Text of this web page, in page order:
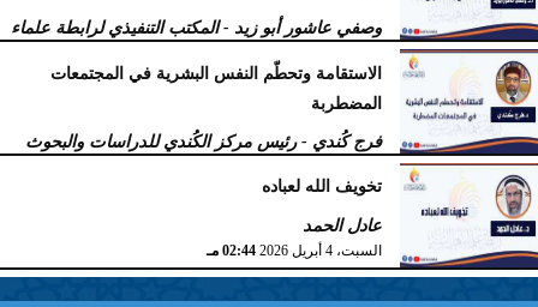
وصفي عاشور أبو زيد - المكتب التنفيذي لرابطة علماء
أهل السنّة
الخميس، 9 أبريل 2026 11:38 صـ
الاستقامة وتحطّم النفس البشرية في المجتمعات
المضطربة
فرج كُندي - رئيس مركز الكُندي للدراسات والبحوث
السبت، 4 أبريل 2026 02:51 مـ
تخويف الله لعباده
عادل الحمد
السبت، 4 أبريل 2026 02:44 مـ